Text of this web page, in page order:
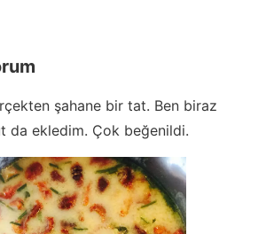
şahane bir tat. Ben biraz
da ekledim. Çok beğenildi.